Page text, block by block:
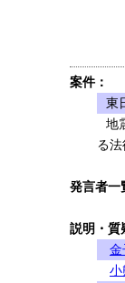
案件：
東
地
る
発言者一
説明・質
金
小